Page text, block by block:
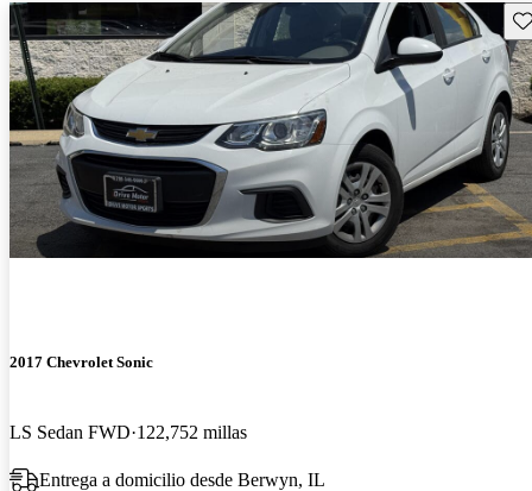
2017 Chevrolet Sonic
LS Sedan FWD 122,752 millas
Entrega a domicilio desde Berwyn, IL